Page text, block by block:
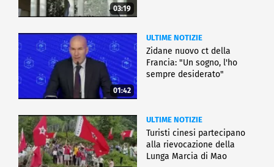
03:19
01:42
ULTIME NOTIZIE
Zidane nuovo ct della
Francia: "Un sogno, l'ho
sempre desiderato"
ULTIME NOTIZIE
Turisti cinesi partecipano
alla rievocazione della
Lunga Marcia di Mao